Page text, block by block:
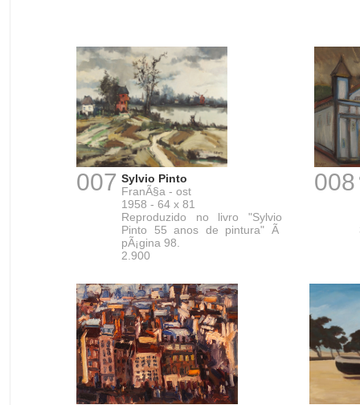
007 Sylvio Pinto
FranÃ§a - ost
1958 - 64 x 81
Reproduzido no livro "Sylvio
Pinto 55 anos de pintura" Ã
pÃ¡gina 98.
2.900
008